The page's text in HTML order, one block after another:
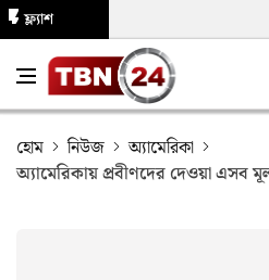
ফ্ল্যাশ
হোম নিউজ
অ্যামেরিকা
অ্যামেরিকায় প্রবীণদের দেওয়া এসব